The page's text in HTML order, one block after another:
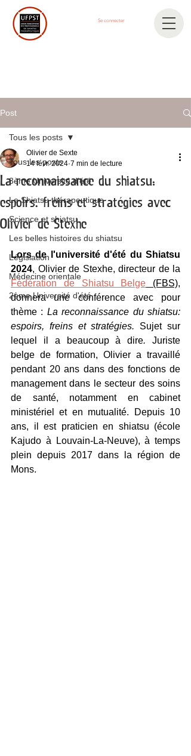
Se connecter
Post
Tous les posts
3ème Université d'été
Le Shiatsu thérapeutique
Science et shiatsu
Les belles histoires du shiatsu
Législation
Médecine orientale
2ème Université d'été
Tous les posts
La reconnaissance du shiatsu:
espoirs, freins et stratégies avec
Olivier de Stexhe
Olivier de Sexte
14 févr. 2024 7 min de lecture
Lors de l'université d'été du Shiatsu
2024
Fédération de Shiatsu Belge (FBS),
donnera une conférence avec pour
thème : La reconnaissance du shiatsu:
espoirs, freins et stratégies. Sujet sur
lequel il a beaucoup à dire. Juriste
belge de formation, Olivier a travaillé
pendant 20 ans dans des fonctions de
management dans le secteur des soins
de santé, notamment en cabinet
ministériel et en mutualité. Depuis 10
ans, il est praticien en shiatsu (école
Kajudo à Louvain-La-Neuve), à temps
plein depuis 2017 dans la région de
Mons.